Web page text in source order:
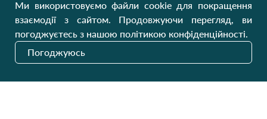
Наші оновлення
Ми використовуємо файли cookie для покращення
взаємодії з сайтом. Продовжуючи перегляд, ви
погоджуєтесь з нашою політикою конфіденційності.
Погоджуюсь